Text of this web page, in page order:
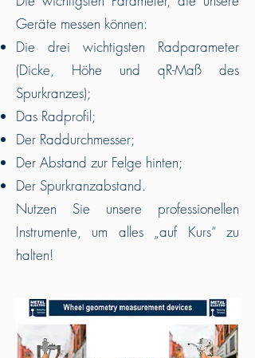
Geräte messen können:
Die drei wichtigsten Radparameter
(Dicke, Höhe und qR-Maß des
Spurkranzes);
Das Radprofil;
Der Raddurchmesser;
Der Abstand zur Felge hinten;
Der Spurkranzabstand.
Nutzen Sie unsere professionellen
Instrumente, um alles „auf Kurs“ zu
halten!